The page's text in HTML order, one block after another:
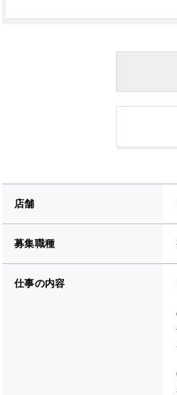
店舗
募集職種
仕事の内容